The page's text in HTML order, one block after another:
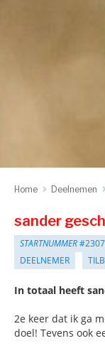
Home Deelnemen
sander
STARTNUMMER
DEELNEMER
In totaal heeft
2e keer dat ik ga
doel! Tevens ook